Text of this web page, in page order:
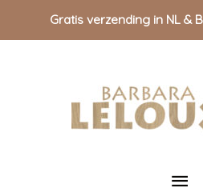
Gratis verzending in NL &